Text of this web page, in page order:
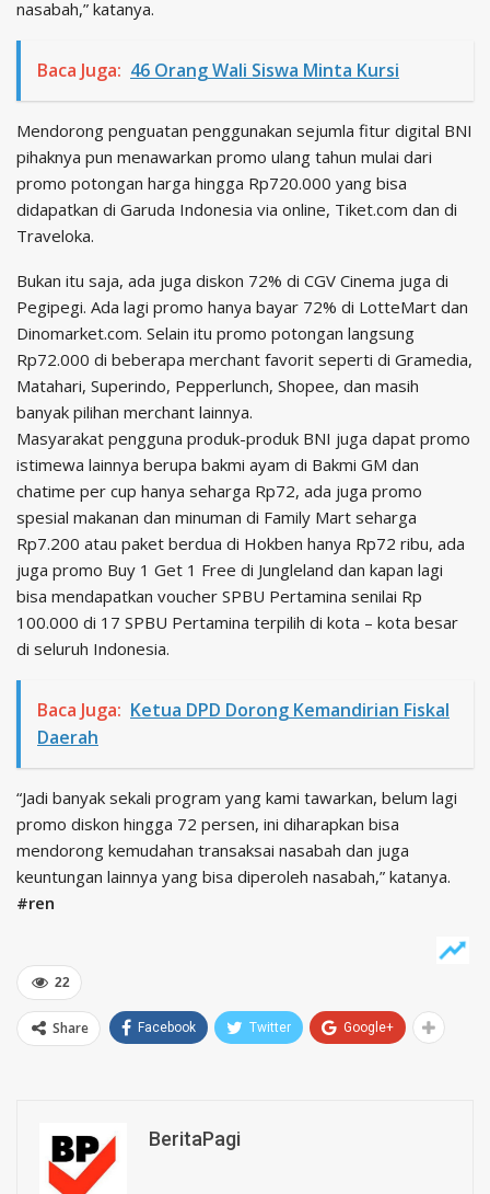
nasabah,” katanya.
Baca Juga: 46 Orang Wali Siswa Minta Kursi
Mendorong penguatan penggunakan sejumla fitur digital BNI
pihaknya pun menawarkan promo ulang tahun mulai dari
promo potongan harga hingga Rp720.000 yang bisa
didapatkan di Garuda Indonesia via online, Tiket.com dan di
Traveloka.
Bukan itu saja, ada juga diskon 72% di CGV Cinema juga di
Pegipegi. Ada lagi promo hanya bayar 72% di LotteMart dan
Dinomarket.com. Selain itu promo potongan langsung
Rp72.000 di beberapa merchant favorit seperti di Gramedia,
Matahari, Superindo, Pepperlunch, Shopee, dan masih
banyak pilihan merchant lainnya.
Masyarakat pengguna produk-produk BNI juga dapat promo
istimewa lainnya berupa bakmi ayam di Bakmi GM dan
chatime per cup hanya seharga Rp72, ada juga promo
spesial makanan dan minuman di Family Mart seharga
Rp7.200 atau paket berdua di Hokben hanya Rp72 ribu, ada
juga promo Buy 1 Get 1 Free di Jungleland dan kapan lagi
bisa mendapatkan voucher SPBU Pertamina senilai Rp
100.000 di 17 SPBU Pertamina terpilih di kota – kota besar
di seluruh Indonesia.
Baca Juga: Ketua DPD Dorong Kemandirian Fiskal
Daerah
“Jadi banyak sekali program yang kami tawarkan, belum lagi
promo diskon hingga 72 persen, ini diharapkan bisa
mendorong kemudahan transaksai nasabah dan juga
keuntungan lainnya yang bisa diperoleh nasabah,” katanya.
#ren
22
Share Facebook Twitter Google+
BeritaPagi